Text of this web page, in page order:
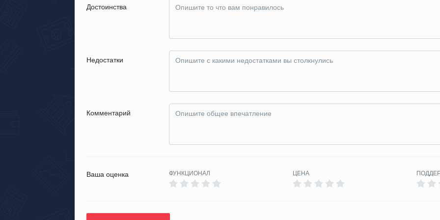
Достоинства
Недостатки
Комментарий
Ваша оценка ФУНКЦИОНАЛ ЦЕНА